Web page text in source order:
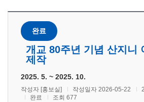
완료
개교 80주년 기념 산지니
제작
2025. 5. ~ 2025. 10.
작성자 [홍보실] 작성일자 2026-05-22
완료
조회 677